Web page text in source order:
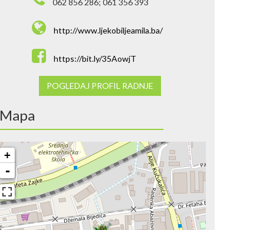
http://www.ljekobiljeamila.ba/
https://bit.ly/35AowjT
POGLEDAJ PROFIL RADNJE
Mapa
+
-